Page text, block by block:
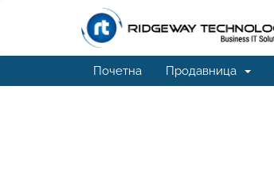
Почетна Продавница